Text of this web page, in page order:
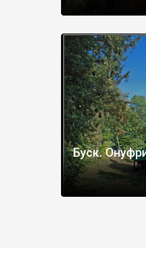
Буск.